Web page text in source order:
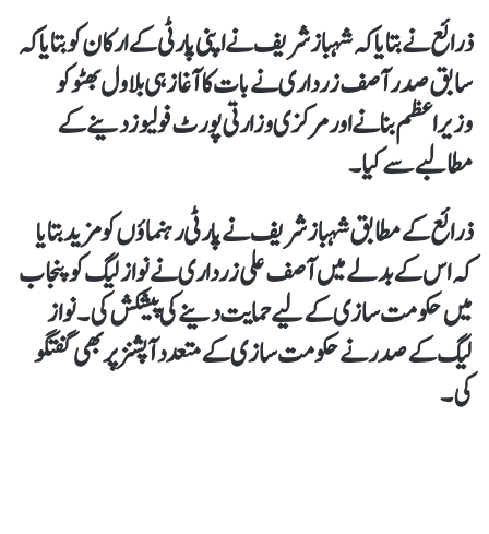
ذرائع نے بتایا کہ شہباز شریف نے اپنی پارٹی کے ارکان کو بتایا کہ
سابق صدر آصف زرداری نے بات کا آغاز ہی بلاول بھٹو کو
وزیراعظم بنانے اور مرکزی وزارتی پورٹ فولیوز دینے کے
مطالبے سے کیا۔
ذرائع کے مطابق شہباز شریف نے پارٹی رہنماؤں کو مزید بتایا
کہ اس کے بدلے میں آصف علی زرداری نے نواز لیگ کو پنجاب
میں حکومت سازی کے لیے حمایت دینے کی پیشکش کی۔ نواز
لیگ کے صدر نے حکومت سازی کے متعدد آپشنز پر بھی گفتگو
کی۔